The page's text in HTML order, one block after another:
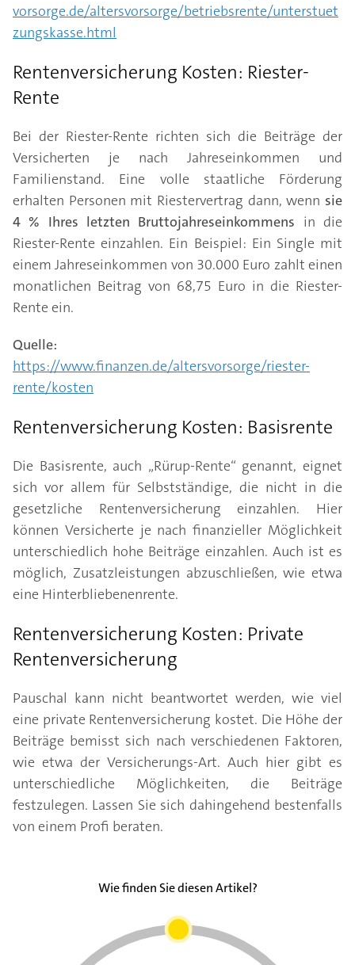
vorsorge.de/altersvorsorge/betriebsrente/unterstuet
zungskasse.html
Rentenversicherung Kosten: Riester-
Rente
Bei der Riester-Rente richten sich die Beiträge der
Versicherten je nach Jahreseinkommen und
Familienstand. Eine volle staatliche Förderung
erhalten Personen mit Riestervertrag dann, wenn sie
4 % Ihres letzten Bruttojahreseinkommens in die
Riester-Rente einzahlen. Ein Beispiel: Ein Single mit
einem Jahreseinkommen von 30.000 Euro zahlt einen
monatlichen Beitrag von 68,75 Euro in die Riester-
Rente ein.
Quelle:
https://www.finanzen.de/altersvorsorge/riester-
rente/kosten
Rentenversicherung Kosten: Basisrente
Die Basisrente, auch „Rürup-Rente“ genannt, eignet
sich vor allem für Selbstständige, die nicht in die
gesetzliche Rentenversicherung einzahlen. Hier
können Versicherte je nach finanzieller Möglichkeit
unterschiedlich hohe Beiträge einzahlen. Auch ist es
möglich, Zusatzleistungen abzuschließen, wie etwa
eine Hinterbliebenenrente.
Rentenversicherung Kosten: Private
Rentenversicherung
Pauschal kann nicht beantwortet werden, wie viel
eine private Rentenversicherung kostet. Die Höhe der
Beiträge bemisst sich nach verschiedenen Faktoren,
wie etwa der Versicherungs-Art. Auch hier gibt es
unterschiedliche Möglichkeiten, die Beiträge
festzulegen. Lassen Sie sich dahingehend bestenfalls
von einem Profi beraten.
Wie finden Sie diesen Artikel?